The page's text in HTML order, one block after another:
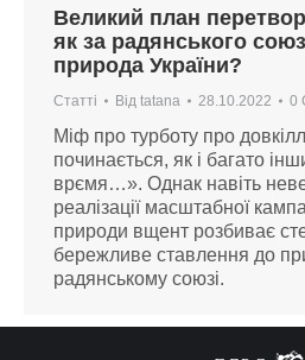
Великий план
як за радянського
природа України?
Статті Від tatana 28.10.2022 0
Міф про турботу про
починається, як і багато
врємя…». Однак навіть
реалізації масштабної
природи вщент розбиває
бережливе ставлення до
радянському союзі.